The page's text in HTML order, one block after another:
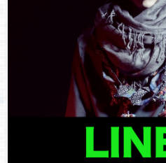
米津玄師はテレビに